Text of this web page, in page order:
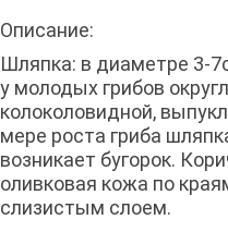
Описание:
Шляпка: в диаметре 3-
у молодых грибов
колоколовидной,
мере роста гриба
возникает бугорок.
оливковая кожа по
слизистым слоем.